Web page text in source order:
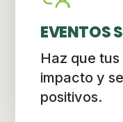
EVENTOS
Haz que
impacto y
positivos.